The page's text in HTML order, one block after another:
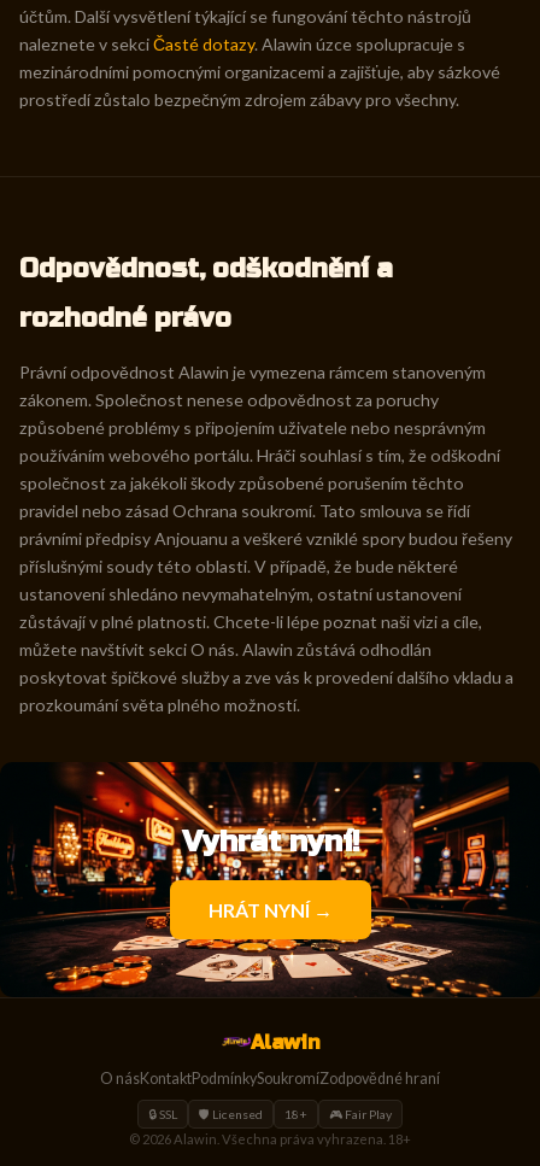
účtům. Další vysvětlení týkající se fungování těchto nástrojů
naleznete v sekciČasté dotazy. Alawin úzce spolupracuje s
mezinárodními pomocnými organizacemi a zajišťuje, aby sázkové
prostředí zůstalo bezpečným zdrojem zábavy pro všechny.
Odpovědnost, odškodnění a
rozhodné právo
Právní odpovědnost Alawin je vymezena rámcem stanoveným
zákonem. Společnost nenese odpovědnost za poruchy
způsobené problémy s připojením uživatele nebo nesprávným
používáním webového portálu. Hráči souhlasí s tím, že odškodní
společnost za jakékoli škody způsobené porušením těchto
pravidel nebo zásad Ochrana soukromí. Tato smlouva se řídí
právními předpisy Anjouanu a veškeré vzniklé spory budou řešeny
příslušnými soudy této oblasti. V případě, že bude některé
ustanovení shledáno nevymahatelným, ostatní ustanovení
zůstávají v plné platnosti. Chcete-li lépe poznat naši vizi a cíle,
můžete navštívit sekci O nás. Alawin zůstává odhodlán
poskytovat špičkové služby a zve vás k provedení dalšího vkladu a
prozkoumání světa plného možností.
Vyhrát nyní!
HRÁT NYNÍ →
Alawin
O násKontaktPodmínkySoukromíZodpovědné hraní
🔒 SSL 🛡️ Licensed 18+ 🎮 Fair Play
© 2026 Alawin. Všechna práva vyhrazena. 18+